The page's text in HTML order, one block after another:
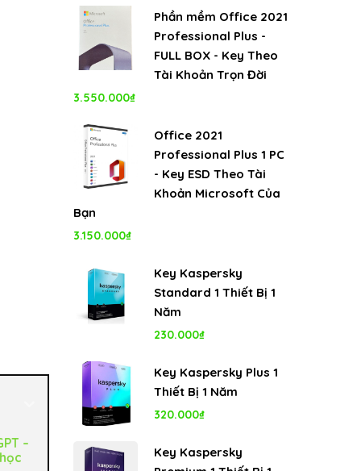
–
Phần mềm Office 2021
Professional Plus -
FULL BOX - Key Theo
Tài Khoản Trọn Đời
3.550.000₫
Office 2021
Professional Plus 1 PC
- Key ESD Theo Tài
Khoản Microsoft Của
Bạn
3.150.000₫
Key Kaspersky
Standard 1 Thiết Bị 1
Năm
230.000₫
Key Kaspersky Plus 1
Thiết Bị 1 Năm
320.000₫
Key Kaspersky